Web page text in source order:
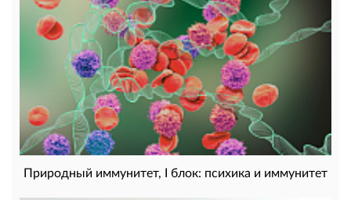
Природный иммунитет, I блок: психика и иммунитет